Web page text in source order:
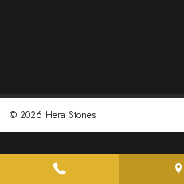
© 2026 Hera Stones